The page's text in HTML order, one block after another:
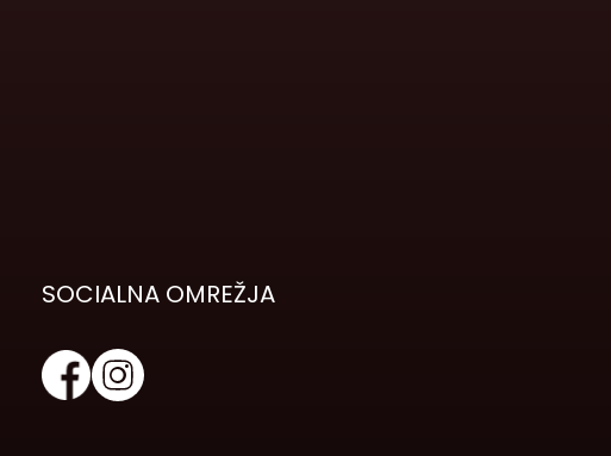
SOCIALNA OMREŽJA